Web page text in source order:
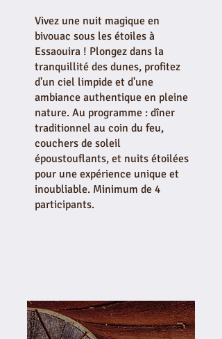
Vivez une nuit magique en
bivouac sous les étoiles à
Essaouira ! Plongez dans la
tranquillité des dunes, profitez
d'un ciel limpide et d'une
ambiance authentique en pleine
nature. Au programme : dîner
traditionnel au coin du feu,
couchers de soleil
époustouflants, et nuits étoilées
pour une expérience unique et
inoubliable. Minimum de 4
participants.